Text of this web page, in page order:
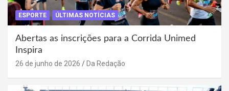
ESPORTE ÚLTIMAS NOTÍCIAS
Abertas as inscrições para a Corrida Unimed
Inspira
26 de junho de 2026 Da Redação